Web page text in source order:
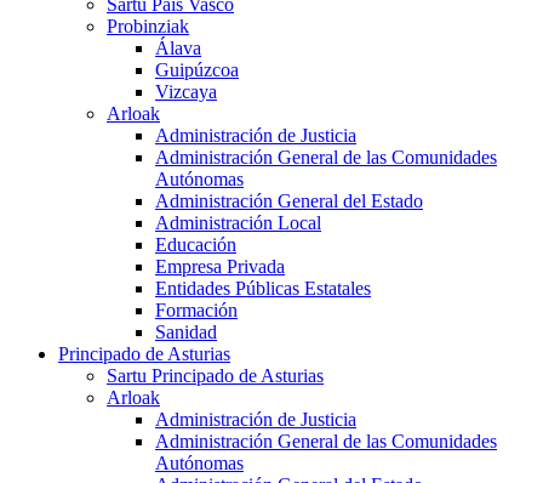
Sartu País Vasco
Probinziak
Álava
Guipúzcoa
Vizcaya
Arloak
Administración de Justicia
Administración General de las Comunidades
Autónomas
Administración General del Estado
Administración Local
Educación
Empresa Privada
Entidades Públicas Estatales
Formación
Sanidad
Principado de Asturias
Sartu Principado de Asturias
Arloak
Administración de Justicia
Administración General de las Comunidades
Autónomas